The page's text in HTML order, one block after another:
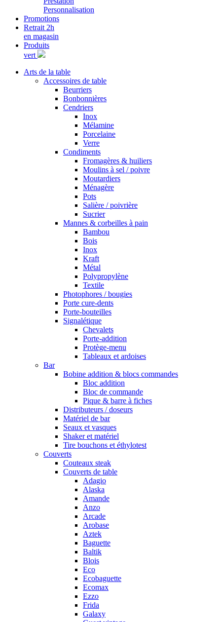
Personnalisation
Promotions
Retrait 2h
en magasin
Produits
vert
Arts de la table
Accessoires de table
Beurriers
Bonbonnières
Cendriers
Inox
Mélamine
Porcelaine
Verre
Condiments
Fromagères & huiliers
Moulins à sel / poivre
Moutardiers
Ménagère
Pots
Salière / poivrière
Sucrier
Mannes & corbeilles à pain
Bambou
Bois
Inox
Kraft
Métal
Polypropylène
Textile
Photophores / bougies
Porte cure-dents
Porte-bouteilles
Signalétique
Chevalets
Porte-addition
Protège-menu
Tableaux et ardoises
Bar
Bobine addition & blocs commandes
Bloc addition
Bloc de commande
Pique & barre à fiches
Distributeurs / doseurs
Matériel de bar
Seaux et vasques
Shaker et matériel
Tire bouchons et éthylotest
Couverts
Couteaux steak
Couverts de table
Adagio
Alaska
Amande
Anzo
Arcade
Arobase
Aztek
Baguette
Baltik
Blois
Eco
Ecobaguette
Ecomax
Ezzo
Frida
Galaxy